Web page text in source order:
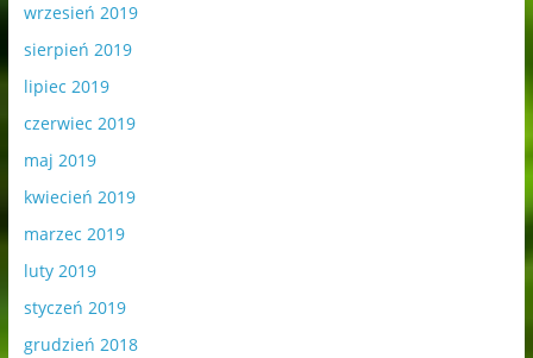
wrzesień 2019
sierpień 2019
lipiec 2019
czerwiec 2019
maj 2019
kwiecień 2019
marzec 2019
luty 2019
styczeń 2019
grudzień 2018